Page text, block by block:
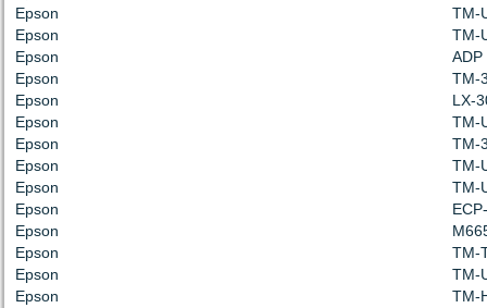
Epson
TM-
Epson
TM-
Epson
ADP
Epson
TM-
Epson
LX-
Epson
TM-
Epson
TM-
Epson
TM-
Epson
TM-
Epson
Epson
Epson
TM-
Epson
TM-
Epson
TM-